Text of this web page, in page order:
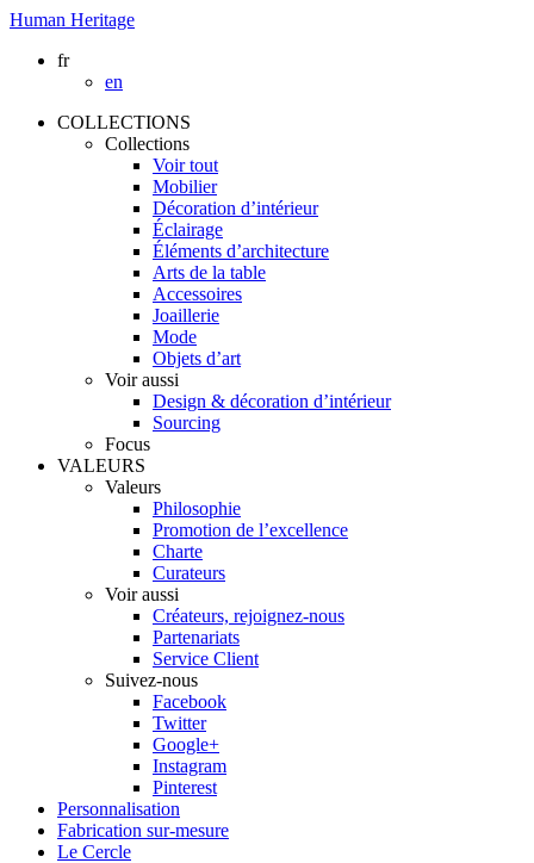
Human Heritage
fr
en
COLLECTIONS
Collections
Voir tout
Mobilier
Décoration d’intérieur
Éclairage
Éléments d’architecture
Arts de la table
Accessoires
Joaillerie
Mode
Objets d’art
Voir aussi
Design & décoration d’intérieur
Sourcing
Focus
VALEURS
Valeurs
Philosophie
Promotion de l’excellence
Charte
Curateurs
Voir aussi
Créateurs, rejoignez-nous
Partenariats
Service Client
Suivez-nous
Facebook
Twitter
Google+
Instagram
Pinterest
Personnalisation
Fabrication sur-mesure
Le Cercle